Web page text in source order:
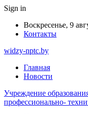
Sign in
Воскресенье, 9
Контакты
widzy-nptc.by
Главная
Новости
Учреждение
профессионально-